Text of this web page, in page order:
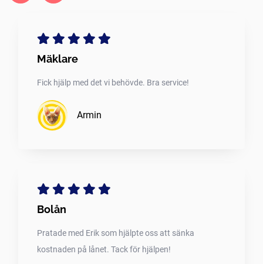
Mäklare
Fick hjälp med det vi behövde. Bra service!
Armin
Bolån
Pratade med Erik som hjälpte oss att sänka
kostnaden på lånet. Tack för hjälpen!